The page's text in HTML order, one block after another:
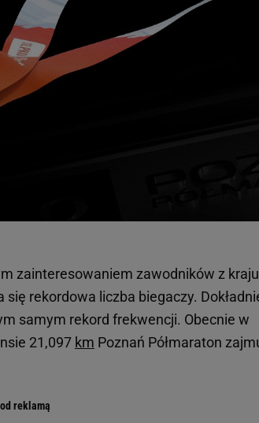
zainteresowaniem zawodników z
się rekordowa liczba biegaczy.
samym rekord frekwencji. Obecnie w
21,097 km Poznań Półmaraton